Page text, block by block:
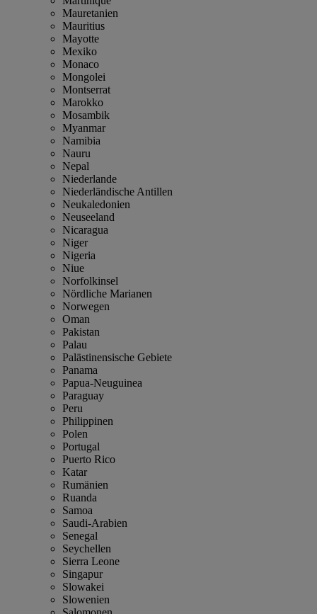
Mauretanien
Mauritius
Mayotte
Mexiko
Monaco
Mongolei
Montserrat
Marokko
Mosambik
Myanmar
Namibia
Nauru
Nepal
Niederlande
Niederländische Antillen
Neukaledonien
Neuseeland
Nicaragua
Niger
Nigeria
Niue
Norfolkinsel
Nördliche Marianen
Norwegen
Oman
Pakistan
Palau
Palästinensische Gebiete
Panama
Papua-Neuguinea
Paraguay
Peru
Philippinen
Polen
Portugal
Puerto Rico
Katar
Rumänien
Ruanda
Samoa
Saudi-Arabien
Senegal
Seychellen
Sierra Leone
Singapur
Slowakei
Slowenien